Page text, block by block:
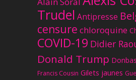
Trudel Antipresse
censure chloroquine
COVID-19 Didier
Donald Trump
Francis Cousin Gilets jaunes